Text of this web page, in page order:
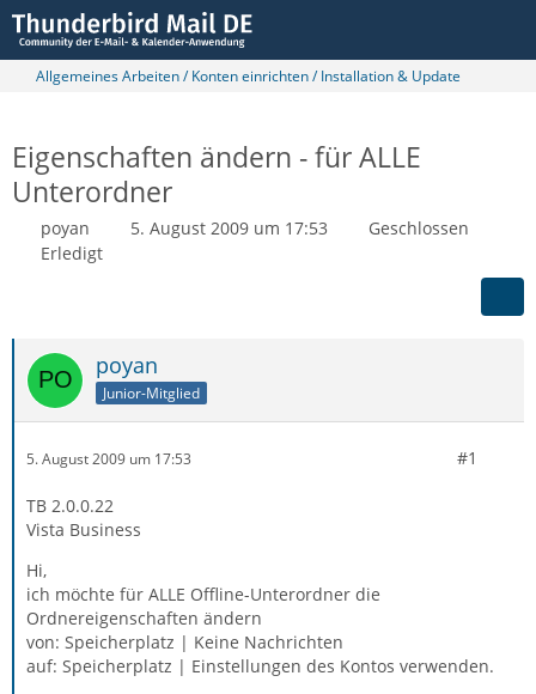
Allgemeines Arbeiten / Konten einrichten / Installation & Update
Eigenschaften ändern - für ALLE
Unterordner
poyan 5. August 2009 um 17:53
Geschlossen
Erledigt
poyan
Junior-Mitglied
5. August 2009 um 17:53 #1
TB 2.0.0.22
Vista Business
Hi,
ich möchte für ALLE Offline-Unterordner die
Ordnereigenschaften ändern
von: Speicherplatz | Keine Nachrichten
auf: Speicherplatz | Einstellungen des Kontos verwenden.